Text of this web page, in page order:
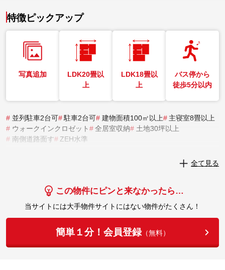
特徴ピックアップ
写真追加
LDK20畳以
上
LDK18畳以
上
バス停から
徒歩5分以内
# 並列駐車2台可# 駐車2台可# 建物面積100㎡以上# 主寝室8畳以上
# ウォークインクロゼット# 全居室収納# 土地30坪以上
# 南側道路面す# ZEH水準
実際にこの物件を見学してみませんか？
実際に見学してみる
全て見る
この物件にピンと来なかったら…
当サイトには大手物件サイトにはない物件がたくさん！
簡単１分！会員登録（無料）